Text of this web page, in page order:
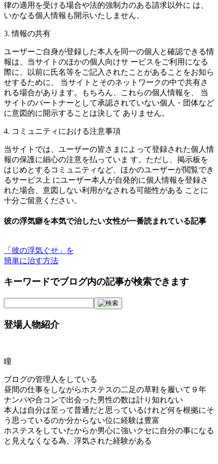
律の適用を受ける場合や法的強制力のある請求以外に は、
いかなる個人情報も開示いたしません。
3. 情報の共有
ユーザーご自身が登録した本人を同一の個人と確認できる情
報は、当サイトのほかの個人向けサ ービスをご利用になる
際に、以前に氏名等をご記入されたことがあることをお知ら
せするために、 当サイトとそのネットワークの中で共有さ
れる場合があります。もちろん、これらの個人情報を、 当
サイトのパートナーとして承認されていない個人・団体など
に意図的に開示することは決して ありません。
4. コミュニティにおける注意事項
当サイトでは、ユーザーの皆さまによって登録された個人情
報の保護に細心の注意を払っていま す。ただし、掲示板を
はじめとするコミュニティなど、ほかのユーザーが閲覧でき
るサービス上 にユーザー本人が自発的に個人情報を登録さ
れた場合、意図しない利用がなされる可能性がある ことに
十分ご留意ください。
彼の浮気癖を本気で治したい女性が一番読まれている記事
「彼の浮気ぐせ」を
簡単に治す方法
キーワードでブログ内の記事が検索できます
登場人物紹介
瞳
ブログの管理人をしている
昼間の仕事をしながらホステスの二足の草鞋を履いて９年
ナンパや合コンで出会った男性の数は計り知れない
本人は自分は至って普通だと思っているけれど何を根拠にそ
う思っているのか分からない位に経験は豊富
ホステスをしていたからか男心に強いクセに自分の事になる
と見えなくなる為、浮気された経験がある